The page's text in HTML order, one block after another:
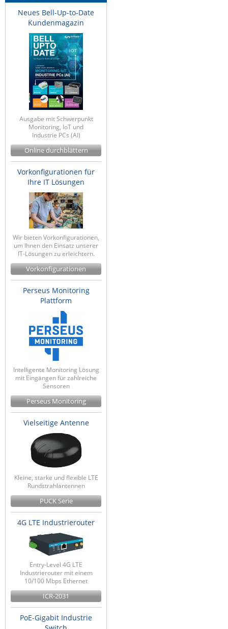
Siretta
SIRIO Antenne
Sunbird
Tactical Software
TEKTELIC
Teltonika
Unwired Networks
Vision
WATTECO
Westermo
Yuasa
ZPE Systems
News zu unseren Herstellern
Neues Bell-Up-to-Date
Kundenmagazin
Ausgabe mit Schwerpunkt
Monitoring, IoT und
Industrie PCs (AI)
Online durchblättern
Vorkonfigurationen für
Ihre IT Lösungen
Wir bieten Vorkonfigurationen,
um Ihnen den Einsatz unserer
IT-Lösungen zu erleichtern.
Vorkonfigurationen
Perseus Monitoring
Plattform
Intelligente Monitoring Lösung
mit Eingängen für zahlreiche
Sensoren
Perseus Monitoring
Vielseitige Antenne
Kleine, starke und flexible LTE
Rundstrahlantennen
PUCK Serie
4G LTE Industrierouter
Entry-Level 4G LTE
Industrierouter mit einem
10/100 Mbps Ethernet
ICR-2031
PoE-Gigabit Industrie